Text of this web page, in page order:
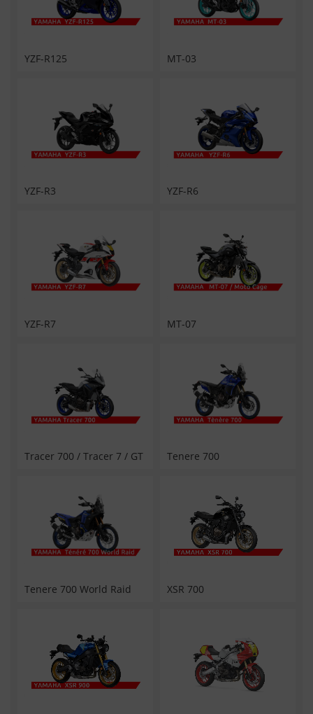
YZF-R125 MT-03
YZF-R3 YZF-R6
YZF-R7 MT-07
Tracer 700 / Tracer 7 / GT Tenere 700
Tenere 700 World Raid XSR 700